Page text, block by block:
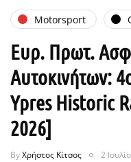
Motorsport
Ευρ. Πρωτ.
Αυτοκινήτων:
Ypres Historic
2026]
ByΧρήστος Κίτσος 2